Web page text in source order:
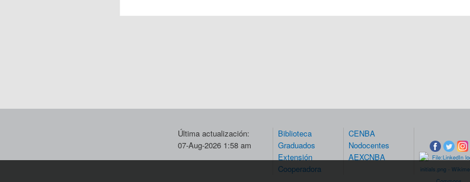
Última actualización:
07-Aug-2026 1:58 am
Biblioteca
Graduados
Extensión
Cooperadora
CENBA
Nodocentes
AEXCNBA